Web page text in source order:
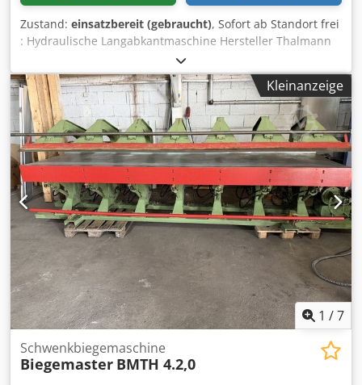
Zustand: einsatzbereit (gebraucht), Sofort ab Standort frei
: Hydraulische Langabkantmaschine Hersteller Thalmann
Leistung 6000 mm Abkantlänge Materialstärke 2 mm
Rollenschere Hinteranschlag Antrieb 4 kw
Biegewinkeleinstellung Gewicht 3 to Dedpfx Aezr
Ufpsbaokr Zum Preis von Euro 7.500.—zzgl. Mwst ab
Standort
Kleinanzeige
1 /7
Schwenkbiegemaschine
Biegemaster BMTH 4.2,0